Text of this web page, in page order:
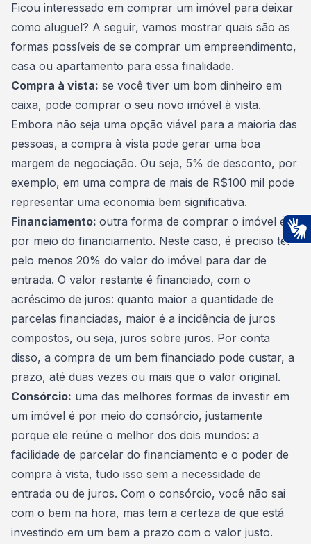
Ficou interessado em comprar um imóvel para deixar
como aluguel? A seguir, vamos mostrar quais são as
formas possíveis de se comprar um empreendimento,
casa ou apartamento para essa finalidade.
Compra à vista: se você tiver um bom dinheiro em
caixa, pode comprar o seu novo imóvel à vista.
Embora não seja uma opção viável para a maioria das
pessoas, a compra à vista pode gerar uma boa
margem de negociação. Ou seja, 5% de desconto, por
exemplo, em uma compra de mais de R$100 mil pode
representar uma economia bem significativa.
Financiamento: outra forma de comprar o imóvel é
por meio do financiamento. Neste caso, é preciso ter
pelo menos 20% do valor do imóvel para dar de
entrada. O valor restante é financiado, com o
acréscimo de juros: quanto maior a quantidade de
parcelas financiadas, maior é a incidência de juros
compostos, ou seja, juros sobre juros. Por conta
disso, a compra de um bem financiado pode custar, a
prazo, até duas vezes ou mais que o valor original.
Consórcio: uma das melhores formas de investir em
um imóvel é por meio do consórcio, justamente
porque ele reúne o melhor dos dois mundos: a
facilidade de parcelar do financiamento e o poder de
compra à vista, tudo isso sem a necessidade de
entrada ou de juros. Com o consórcio, você não sai
com o bem na hora, mas tem a certeza de que está
investindo em um bem a prazo com o valor justo.